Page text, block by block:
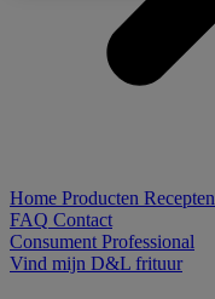
Home Producten Recepten
FAQ Contact
Consument Professional
Vind mijn D&L frituur